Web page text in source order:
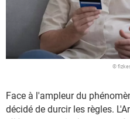
©
Face à l'ampleur du
décidé de durcir les règles.